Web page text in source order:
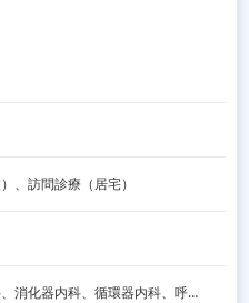
、訪問診療（居宅）
内分泌内科、一般内科、消化器内科、循環器内科、呼吸器内科、血液内科、脳神経内科、老人内科、その他